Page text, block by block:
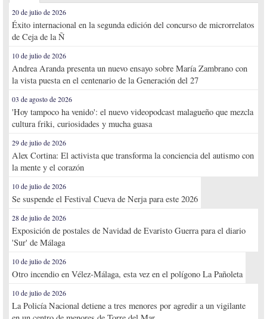
20 de julio de 2026
Éxito internacional en la segunda edición del concurso de microrrelatos
de Ceja de la Ñ
10 de julio de 2026
Andrea Aranda presenta un nuevo ensayo sobre María Zambrano con
la vista puesta en el centenario de la Generación del 27
03 de agosto de 2026
'Hoy tampoco ha venido': el nuevo videopodcast malagueño que mezcla
cultura friki, curiosidades y mucha guasa
29 de julio de 2026
Alex Cortina: El activista que transforma la conciencia del autismo con
la mente y el corazón
10 de julio de 2026
Se suspende el Festival Cueva de Nerja para este 2026
28 de julio de 2026
Exposición de postales de Navidad de Evaristo Guerra para el diario
'Sur' de Málaga
10 de julio de 2026
Otro incendio en Vélez-Málaga, esta vez en el polígono La Pañoleta
10 de julio de 2026
La Policía Nacional detiene a tres menores por agredir a un vigilante